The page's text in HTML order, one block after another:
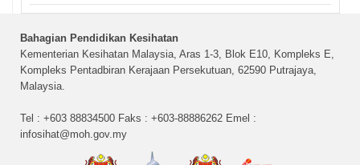
Bahagian Pendidikan Kesihatan
Kementerian Kesihatan Malaysia, Aras 1-3, Blok E10, Kompleks E,
Kompleks Pentadbiran Kerajaan Persekutuan, 62590 Putrajaya,
Malaysia.
Tel : +603 88834500 Faks : +603-88886262 Emel :
infosihat@moh.gov.my